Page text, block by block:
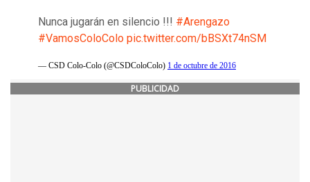
Nunca jugarán en silencio !!! #Arengazo
#VamosColoColo pic.twitter.com/bBSXt74nSM
— CSD Colo-Colo (@CSDColoColo) 1 de octubre de 2016
PUBLICIDAD